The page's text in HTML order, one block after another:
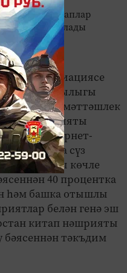
ассоциациясе
җаваплылыгы
тыгыз хезмәттәшлек
нәшрияты
интернет-
буенча сүз
көчле
40 процентка
һәм башка отышлы
белән генә эш
китап нәшрияты
бәясеннән тәкъдим